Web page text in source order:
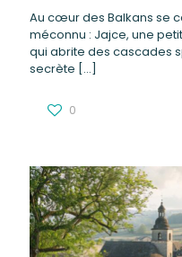
Au cœur des Balkans se
méconnu : Jajce, une
qui abrite des cascades
secrète […]
0